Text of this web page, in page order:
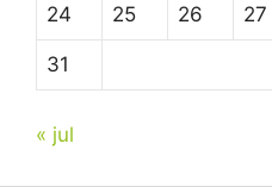
24 25 26 27
31
« jul